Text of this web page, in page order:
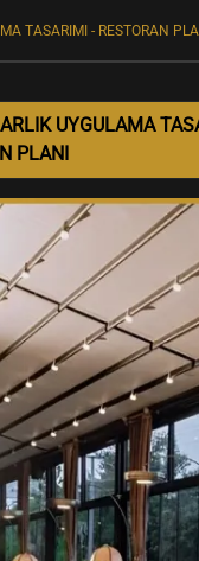
TASARIMI - RESTORAN
UYGULAMA
PLANI